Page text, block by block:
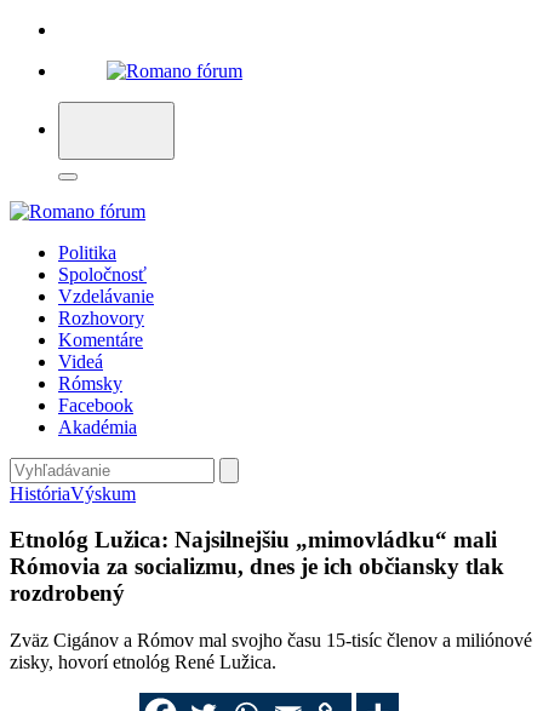
Politika
Spoločnosť
Vzdelávanie
Rozhovory
Komentáre
Videá
Rómsky
Facebook
Akadémia
HistóriaVýskum
Etnológ Lužica: Najsilnejšiu „mimovládku“ mali
Rómovia za socializmu, dnes je ich občiansky tlak
rozdrobený
Zväz Cigánov a Rómov mal svojho času 15-tisíc členov a miliónové
zisky, hovorí etnológ René Lužica.